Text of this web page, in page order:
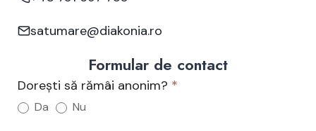
satumare@diakonia.ro
Formular de contact
Contact
Satu
Dorești să rămâi anonim? *
Da Nu